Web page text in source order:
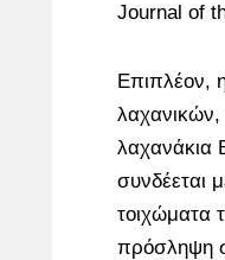
Journal of
Επιπλέον,
λαχανάκια
συνδέεται
τοιχώματα
πρόσληψη